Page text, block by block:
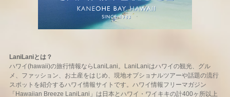
LaniLaniとは？
ハワイ(hawaii)の旅行情報ならLaniLani。LaniLaniはハワイの観光、グル
メ、ファッション、お土産をはじめ、現地オプショナルツアーや話題の流行
スポットを紹介するハワイ情報サイトです。ハワイ情報フリーマガジン
「Hawaiian Breeze LaniLani」は日本とハワイ・ワイキキの計400ヶ所以上